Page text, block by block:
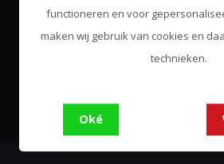
Abonneer je op onze
Blijf op de hoogte over onze
functioneren en voor
maken wij gebruik van cookies en
technieken.
Oké